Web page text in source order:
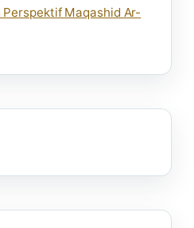
Perspektif Maqashid Ar-